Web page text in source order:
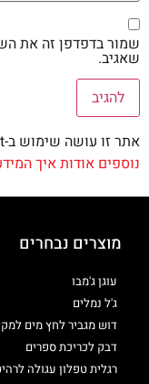
שמור בדפדפן זה את
שאגיב.
אתר זו עושה שימוש ב-Akismet כדי לסנן תגובות זבל.
נוספים אודות איך
מוצרים נבחרים
עוגן ג'מבו
ג'ל נמלים
דוש מגביר לחץ מים
דבק לכריכת ספרים
רגלית טפלון עגולה